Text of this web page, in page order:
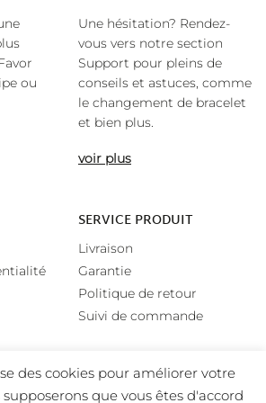
ou
Une hésitation? Rendez-
vous vers notre section
Support pour pleins de
conseils et astuces, comme
le changement de bracelet
et bien plus.
voir plus
SERVICE PRODUIT
Livraison
Garantie
Politique de retour
Suivi de commande
des cookies pour améliorer votre
que vous êtes d'accord